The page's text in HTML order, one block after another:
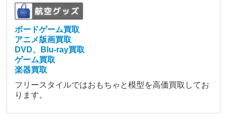
ボードゲーム買取
アニメ版画買取
DVD、Blu-ray買取
ゲーム買取
楽器買取
フリースタイルではおもちゃと模型を高価買取してお
ります。